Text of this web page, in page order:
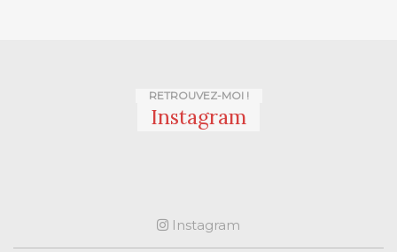
RETROUVEZ-MOI !
Instagram
Instagram